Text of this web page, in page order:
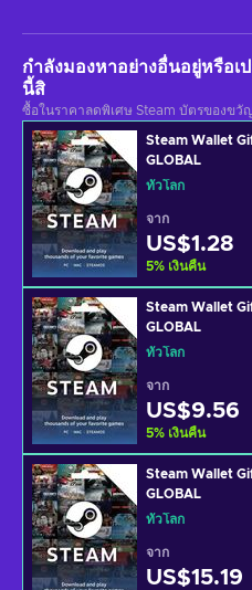
กำลังมองหาอย่างอื่นอยู่หรือเ
นี้สิ
ซื้อในราคาลดพิเศษ Steam บัตรของขวั
Steam Wallet
GLOBAL
ทั่วโลก
จาก
US$1.28
5% เงินคืน
Steam Wallet
GLOBAL
ทั่วโลก
จาก
US$9.56
5% เงินคืน
Steam Wallet
GLOBAL
ทั่วโลก
จาก
US$15.19